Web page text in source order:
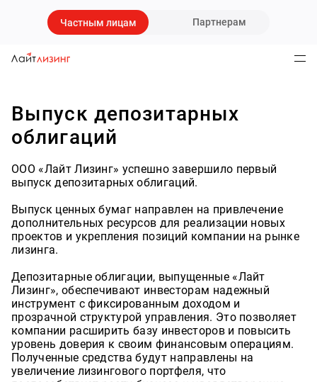
Частным лицам Партнерам
Выпуск депозитарных
облигаций
ООО «Лайт Лизинг» успешно завершило первый
выпуск депозитарных облигаций.
Выпуск ценных бумаг направлен на привлечение
дополнительных ресурсов для реализации новых
проектов и укрепления позиций компании на рынке
лизинга.
Депозитарные облигации, выпущенные «Лайт
Лизинг», обеспечивают инвесторам надежный
инструмент с фиксированным доходом и
прозрачной структурой управления. Это позволяет
компании расширить базу инвесторов и повысить
уровень доверия к своим финансовым операциям.
Полученные средства будут направлены на
увеличение лизингового портфеля, что